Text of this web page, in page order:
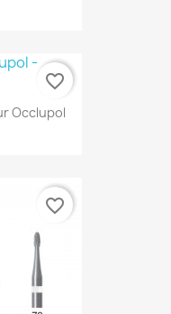
Occlupol
favorite_border
favorite_border